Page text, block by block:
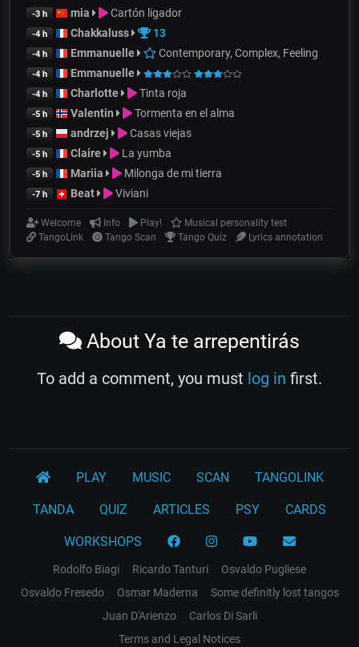
-3 h mia Cartón ligador
-4 h Chakkaluss 13
-4 h Emmanuelle Contemporary, Complex, Feeling
-4 h Emmanuelle
-4 h Charlotte Tinta roja
-5 h Valentin Tormenta en el alma
-5 h andrzej Casas viejas
-5 h Claire La yumba
-5 h Mariia Milonga de mi tierra
-7 h Beat Viviani
Welcome Info Play!
Musical personality test
TangoLink
Tango Scan Tango Quiz Lyrics annotation
About Ya te arrepentirás
To add a comment, you must log in first.
PLAY MUSIC SCAN TANGOLINK
TANDA QUIZ ARTICLES PSY CARDS
WORKSHOPS
Rodolfo Biagi Ricardo Tanturi
Osvaldo Pugliese
Osvaldo Fresedo
Osmar Maderna
Some definitly lost tangos
Juan D'Arienzo
Carlos Di Sarli
Terms and Legal Notices